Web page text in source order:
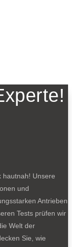
hautnah! Unsere
und
Antrieben
Tests prüfen wir
Welt der
Sie, wie